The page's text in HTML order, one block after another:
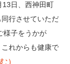
13日、西神田町
行させていただ
様子をうかが
れからも健康で
）